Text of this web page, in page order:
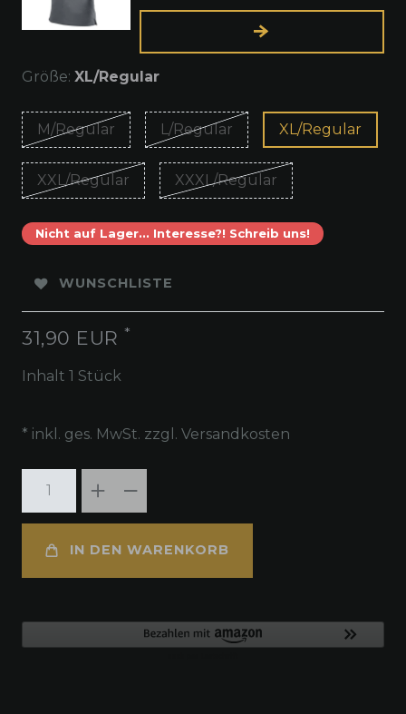
Größe: XL/Regular
M/Regular L/Regular XL/Regular
XXL/Regular XXXL/Regular
Nicht auf Lager... Interesse?! Schreib uns!
WUNSCHLISTE
31,90 EUR *
Inhalt 1 Stück
* inkl. ges. MwSt. zzgl. Versandkosten
IN DEN WARENKORB